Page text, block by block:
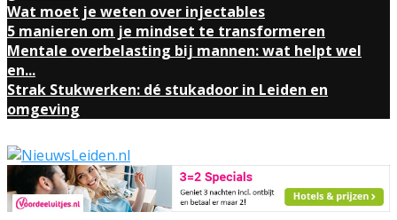
Wat moet je weten over injectables
5 manieren om je mindset te transformeren
Mentale overbelasting bij mannen: wat helpt wel
en...
Strak Stukwerken: dé stukadoor in Leiden en
omgeving